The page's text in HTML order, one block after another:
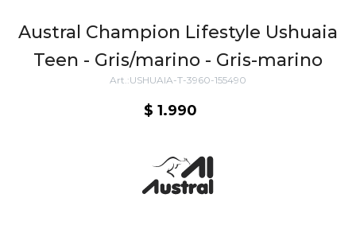
Austral Champion Lifestyle Ushuaia
Teen - Gris/marino - Gris-marino
USHUAIA-T-3960-155490
$ 1.990